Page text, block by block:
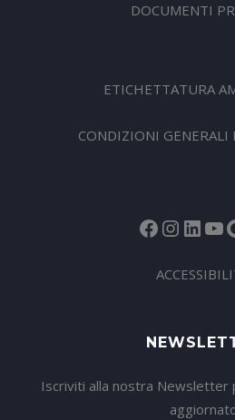
DOCUMENTI
ETICHETTATURA
CONDIZIONI GENERALI
Facebook
Iscriviti alla nostra Newsletter